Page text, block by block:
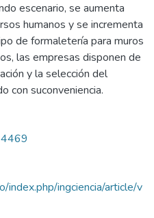
escenario, se aumenta
humanos y se incrementa
de formaletería para muros
las empresas disponen de
y la selección del
con suconveniencia.
index.php/ingciencia/article/v